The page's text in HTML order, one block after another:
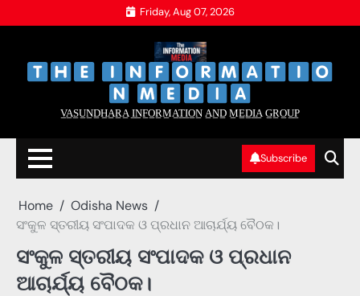
to
Friday, Aug 07, 2026
V̲A̲S̲U̲N̲D̲H̲A̲R̲A̲ I̲N̲F̲O̲R̲M̲A̲T̲I̲O̲N̲ A̲N̲D̲ M̲E̲D̲I̲A̲ G̲R̲O̲U̲P̲
Subscribe
Home
Odisha News
ସଂକୁଳ ସ୍ତରୀୟ ସଂପାଦକ ଓ ପ୍ରଧାନ ଆଚାର୍ଯ୍ୟ ବୈଠକ।
ସଂକୁଳ ସ୍ତରୀୟ ସଂପାଦକ ଓ ପ୍ରଧାନ
ଆଚାର୍ଯ୍ୟ ବୈଠକ।